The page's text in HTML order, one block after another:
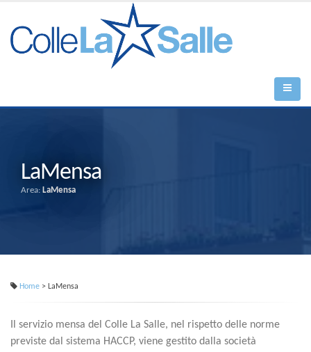
LaMensa
Area: LaMensa
Home > LaMensa
Il servizio mensa del Colle La Salle, nel rispetto delle norme
previste dal sistema HACCP, viene gestito dalla società